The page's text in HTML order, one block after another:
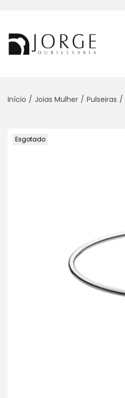
Início / Joias Mulher / Pulseiras /
Esgotado